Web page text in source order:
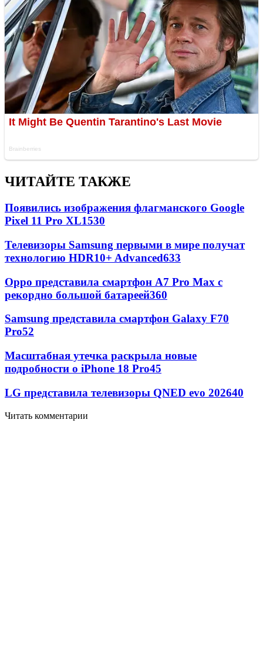
ЧИТАЙТЕ ТАКЖЕ
Появились изображения флагманского Google
Pixel 11 Pro XL1530
Телевизоры Samsung первыми в мире получат
технологию HDR10+ Advanced633
Oppo представила смартфон A7 Pro Max с
рекордно большой батареей360
Samsung представила смартфон Galaxy F70
Pro52
Масштабная утечка раскрыла новые
подробности о iPhone 18 Pro45
LG представила телевизоры QNED evo 202640
Читать комментарии